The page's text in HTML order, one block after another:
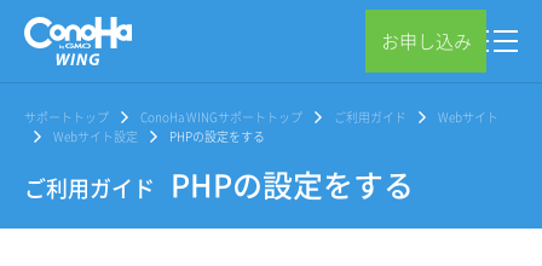
お申し込み
サポートトップ ConoHa WINGサポートトップ ご利用ガイド
Webサイト
Webサイト設定
PHPの設定をする
ご利用ガイド PHPの設定をする